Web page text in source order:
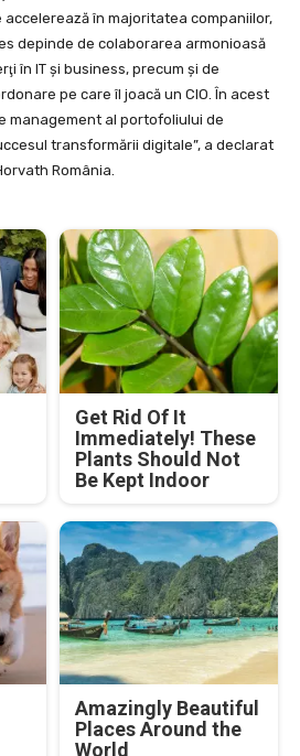
în majoritatea companiilor,
depinde de colaborarea armonioasă
în IT şi business, precum şi de
pe care îl joacă un CIO. În acest
management al portofoliului de
transformării digitale”, a declarat
România.
Get Rid Of It
Immediately! These
Plants Should Not
Be Kept Indoor
Amazingly Beautiful
Places Around the
World